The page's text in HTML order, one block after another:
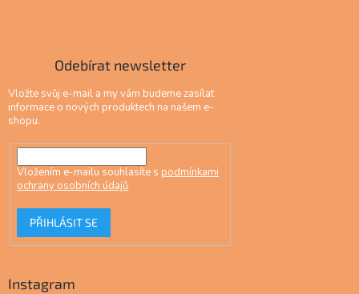
Odebírat newsletter
Vložte svůj e-mail a my vám budeme zasílat
informace o nových produktech na našem e-
shopu.
Vložením e-mailu souhlasíte s podmínkami
ochrany osobních údajů
PŘIHLÁSIT SE
Instagram